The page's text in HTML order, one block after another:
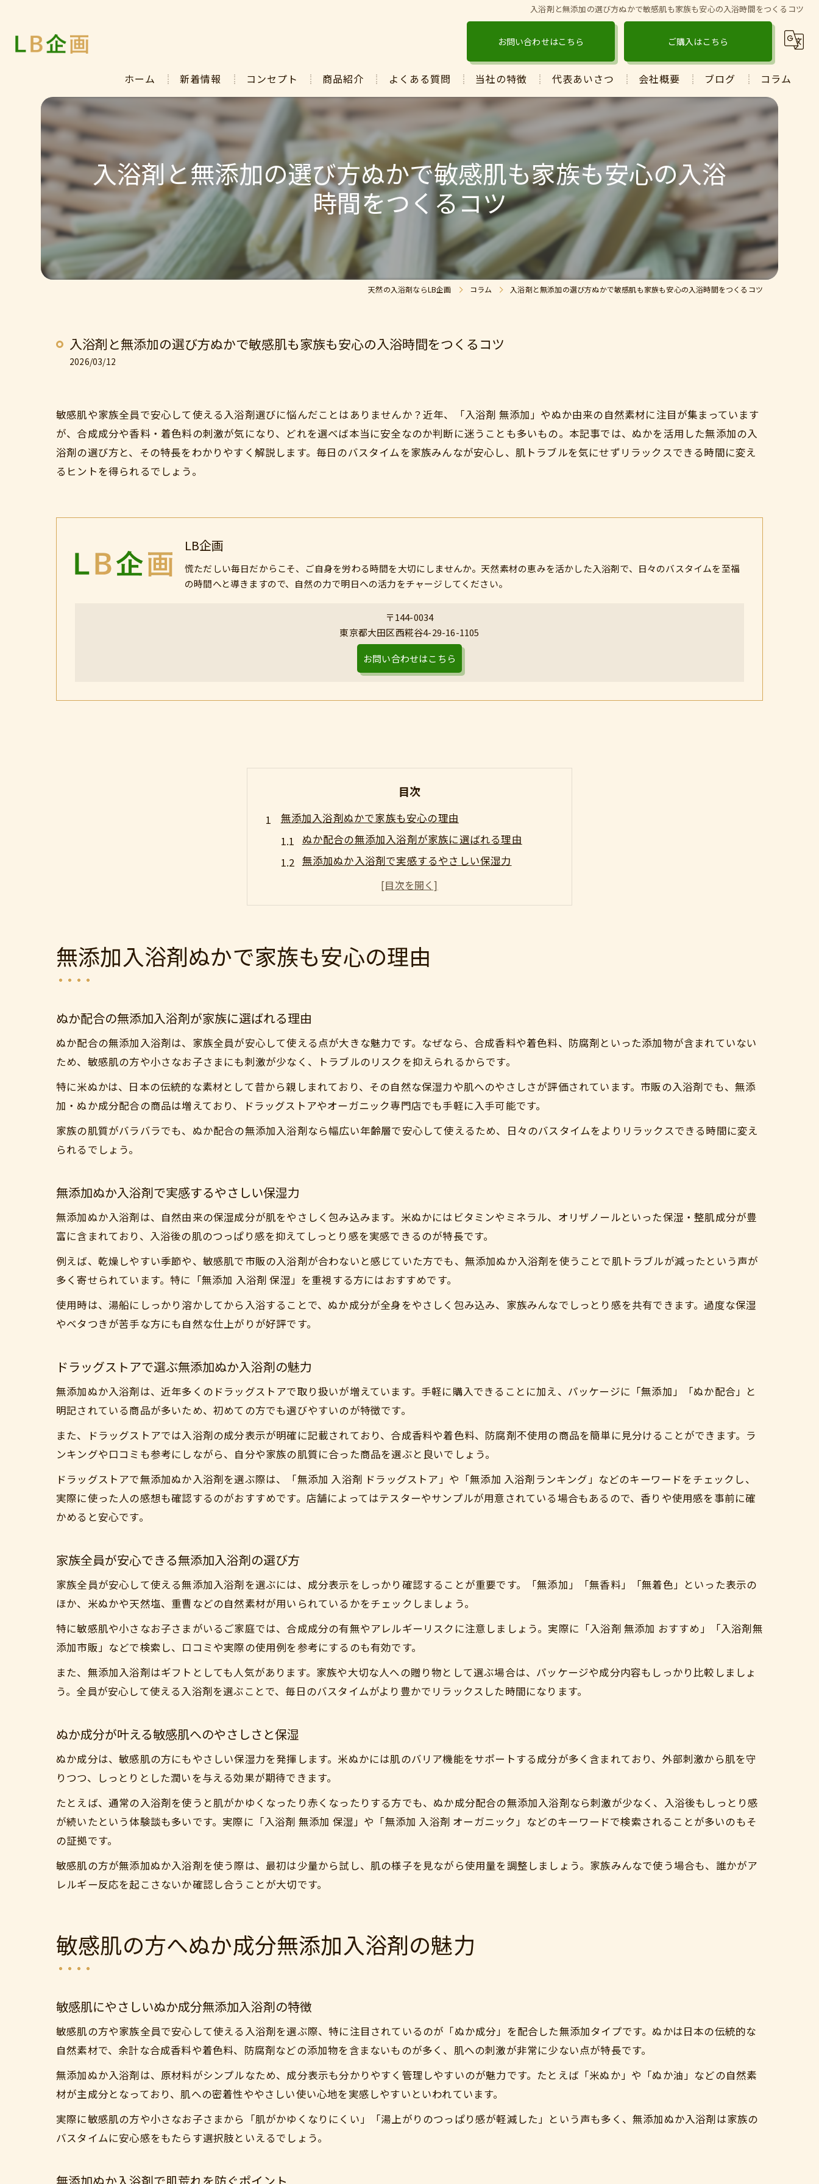
入浴剤と無添加の選び方ぬかで敏感肌も家族も安心の入浴時間をつくるコツ
お問い合わせはこちら ご購入はこちら
ホーム 新着情報 コンセプト 商品紹介 よくある質問 当社の特徴
ぬか
発酵
マコモ
保湿
代表あいさつ 会社概要 ブログ コラム
入浴剤と無添加の選び方ぬかで敏感肌も家族も安心の入浴
時間をつくるコツ
天然の入浴剤ならLB企画 コラム 入浴剤と無添加の選び方ぬかで敏感肌も家族も安心の入浴時間をつくるコツ
入浴剤と無添加の選び方ぬかで敏感肌も家族も安心の入浴時間をつくるコツ
2026/03/12
敏感肌や家族全員で安心して使える入浴剤選びに悩んだことはありませんか？近年、「入浴剤 無添加」やぬか由来の自然素材に注目が集まっています
が、合成成分や香料・着色料の刺激が気になり、どれを選べば本当に安全なのか判断に迷うことも多いもの。本記事では、ぬかを活用した無添加の入
浴剤の選び方と、その特長をわかりやすく解説します。毎日のバスタイムを家族みんなが安心し、肌トラブルを気にせずリラックスできる時間に変え
るヒントを得られるでしょう。
LB企画
慌ただしい毎日だからこそ、ご自身を労わる時間を大切にしませんか。天然素材の恵みを活かした入浴剤で、日々のバスタイムを至福
の時間へと導きますので、自然の力で明日への活力をチャージしてください。
〒144-0034
東京都大田区西糀谷4-29-16-1105
お問い合わせはこちら
目次
無添加入浴剤ぬかで家族も安心の理由
ぬか配合の無添加入浴剤が家族に選ばれる理由
無添加ぬか入浴剤で実感するやさしい保湿力
ドラッグストアで選ぶ無添加ぬか入浴剤の魅力
家族全員が安心できる無添加入浴剤の選び方
敏感肌の方へぬか成分無添加入浴剤の魅力
敏感肌にやさしいぬか成分無添加入浴剤の特徴
ぬか成分配合の入浴剤がもたらす保湿効果
オーガニック無添加ぬか入浴剤の選び方ガイド
ぬか配合無添加入浴剤で変わる家族のバスタイム
無添加ぬか入浴剤が叶えるリラックス習慣
無添加入浴剤選びで失敗しないぬか活用術
失敗しない無添加ぬか入浴剤選びのポイント解説
ぬか成分入り無添加入浴剤を選ぶコツと注意点
無添加ぬか入浴剤と市販品の違いを見極める方法
ぬか無添加入浴剤で家族みんなが安心できる理由
入浴剤無添加おすすめのぬか配合タイプ比較
自然派オーガニック無添加入浴剤ぬかの効果
オーガニック無添加入浴剤ぬかの選び方と特徴
ぬか成分無添加入浴剤で実感するうるおい力
無添加ぬか入浴剤のオーガニック人気ランキング
ぬか配合入浴剤が自然派志向に支持される理由
ぬか成分が叶える保湿たっぷりの無添加入浴剤
ぬか成分無添加入浴剤が保湿をサポートする仕組み
無添加ぬか入浴剤でしっとり肌を実感するコツ
無添加入浴剤ぬかで家族も安心の理由
ぬか配合の無添加入浴剤が家族に選ばれる理由
ぬか配合の無添加入浴剤は、家族全員が安心して使える点が大きな魅力です。なぜなら、合成香料や着色料、防腐剤といった添加物が含まれていない
ため、敏感肌の方や小さなお子さまにも刺激が少なく、トラブルのリスクを抑えられるからです。
特に米ぬかは、日本の伝統的な素材として昔から親しまれており、その自然な保湿力や肌へのやさしさが評価されています。市販の入浴剤でも、無添
加・ぬか成分配合の商品は増えており、ドラッグストアやオーガニック専門店でも手軽に入手可能です。
家族の肌質がバラバラでも、ぬか配合の無添加入浴剤なら幅広い年齢層で安心して使えるため、日々のバスタイムをよりリラックスできる時間に変え
られるでしょう。
無添加ぬか入浴剤で実感するやさしい保湿力
無添加ぬか入浴剤は、自然由来の保湿成分が肌をやさしく包み込みます。米ぬかにはビタミンやミネラル、オリザノールといった保湿・整肌成分が豊
富に含まれており、入浴後の肌のつっぱり感を抑えてしっとり感を実感できるのが特長です。
例えば、乾燥しやすい季節や、敏感肌で市販の入浴剤が合わないと感じていた方でも、無添加ぬか入浴剤を使うことで肌トラブルが減ったという声が
多く寄せられています。特に「無添加 入浴剤 保湿」を重視する方にはおすすめです。
使用時は、湯船にしっかり溶かしてから入浴することで、ぬか成分が全身をやさしく包み込み、家族みんなでしっとり感を共有できます。過度な保湿
やベタつきが苦手な方にも自然な仕上がりが好評です。
ドラッグストアで選ぶ無添加ぬか入浴剤の魅力
無添加ぬか入浴剤は、近年多くのドラッグストアで取り扱いが増えています。手軽に購入できることに加え、パッケージに「無添加」「ぬか配合」と
明記されている商品が多いため、初めての方でも選びやすいのが特徴です。
また、ドラッグストアでは入浴剤の成分表示が明確に記載されており、合成香料や着色料、防腐剤不使用の商品を簡単に見分けることができます。ラ
ンキングや口コミも参考にしながら、自分や家族の肌質に合った商品を選ぶと良いでしょう。
ドラッグストアで無添加ぬか入浴剤を選ぶ際は、「無添加 入浴剤 ドラッグストア」や「無添加 入浴剤ランキング」などのキーワードをチェックし、
実際に使った人の感想も確認するのがおすすめです。店舗によってはテスターやサンプルが用意されている場合もあるので、香りや使用感を事前に確
かめると安心です。
家族全員が安心できる無添加入浴剤の選び方
家族全員が安心して使える無添加入浴剤を選ぶには、成分表示をしっかり確認することが重要です。「無添加」「無香料」「無着色」といった表示の
ほか、米ぬかや天然塩、重曹などの自然素材が用いられているかをチェックしましょう。
特に敏感肌や小さなお子さまがいるご家庭では、合成成分の有無やアレルギーリスクに注意しましょう。実際に「入浴剤 無添加 おすすめ」「入浴剤無
添加市販」などで検索し、口コミや実際の使用例を参考にするのも有効です。
また、無添加入浴剤はギフトとしても人気があります。家族や大切な人への贈り物として選ぶ場合は、パッケージや成分内容もしっかり比較しましょ
う。全員が安心して使える入浴剤を選ぶことで、毎日のバスタイムがより豊かでリラックスした時間になります。
ぬか成分が叶える敏感肌へのやさしさと保湿
ぬか成分は、敏感肌の方にもやさしい保湿力を発揮します。米ぬかには肌のバリア機能をサポートする成分が多く含まれており、外部刺激から肌を守
りつつ、しっとりとした潤いを与える効果が期待できます。
たとえば、通常の入浴剤を使うと肌がかゆくなったり赤くなったりする方でも、ぬか成分配合の無添加入浴剤なら刺激が少なく、入浴後もしっとり感
が続いたという体験談も多いです。実際に「入浴剤 無添加 保湿」や「無添加 入浴剤 オーガニック」などのキーワードで検索されることが多いのもそ
の証拠です。
敏感肌の方が無添加ぬか入浴剤を使う際は、最初は少量から試し、肌の様子を見ながら使用量を調整しましょう。家族みんなで使う場合も、誰かがア
レルギー反応を起こさないか確認し合うことが大切です。
敏感肌の方へぬか成分無添加入浴剤の魅力
敏感肌にやさしいぬか成分無添加入浴剤の特徴
敏感肌の方や家族全員で安心して使える入浴剤を選ぶ際、特に注目されているのが「ぬか成分」を配合した無添加タイプです。ぬかは日本の伝統的な
自然素材で、余計な合成香料や着色料、防腐剤などの添加物を含まないものが多く、肌への刺激が非常に少ない点が特長です。
無添加ぬか入浴剤は、原材料がシンプルなため、成分表示も分かりやすく管理しやすいのが魅力です。たとえば「米ぬか」や「ぬか油」などの自然素
材が主成分となっており、肌への密着性ややさしい使い心地を実感しやすいといわれています。
実際に敏感肌の方や小さなお子さまから「肌がかゆくなりにくい」「湯上がりのつっぱり感が軽減した」という声も多く、無添加ぬか入浴剤は家族の
バスタイムに安心感をもたらす選択肢といえるでしょう。